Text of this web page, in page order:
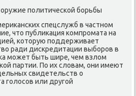
политической борьбы
спецслужб в частном
что публикация компромата на
которую поддерживает
ради дискредитации выборов в
может быть шире, чем взлом
партии. По их словам, они имеют
свидетельств о
голосов или другой